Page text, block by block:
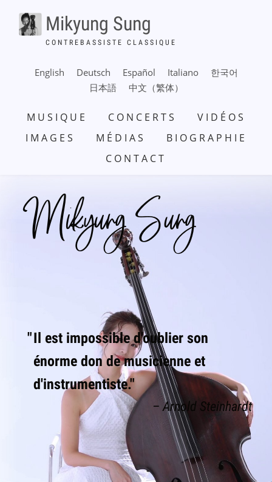
contenu
Mikyung Sung
CONTREBASSISTE CLASSIQUE
English Deutsch Español Italiano 한국어
日本語 中文（繁体）
PRINCIPALE
MUSIQUE CONCERTS
VIDÉOS
IMAGES
MÉDIAS
BIOGRAPHIE
CONTACT
Mikyung Sung
Il est impossible d'oublier son
énorme don de musicienne et
d'instrumentiste.
Arnold Steinhardt